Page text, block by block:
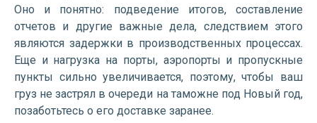
Оно и понятно: подведение итогов, составление
отчетов и другие важные дела, следствием этого
являются задержки в производственных процессах.
Еще и нагрузка на порты, аэропорты и пропускные
пункты сильно увеличивается, поэтому, чтобы ваш
груз не застрял в очереди на таможне под Новый год,
позаботьтесь о его доставке заранее.